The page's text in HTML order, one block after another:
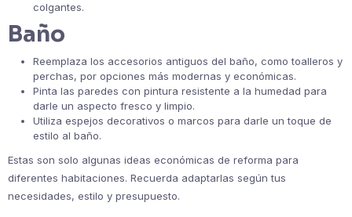
colgantes.
Baño
Reemplaza los accesorios antiguos del baño, como toalleros y
perchas, por opciones más modernas y económicas.
Pinta las paredes con pintura resistente a la humedad para
darle un aspecto fresco y limpio.
Utiliza espejos decorativos o marcos para darle un toque de
estilo al baño.
Estas son solo algunas ideas económicas de reforma para
diferentes habitaciones. Recuerda adaptarlas según tus
necesidades, estilo y presupuesto.